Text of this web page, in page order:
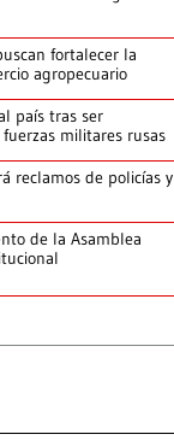
fortalecer la
agropecuario
país tras ser
militares rusas
reclamos de policías y
de la Asamblea